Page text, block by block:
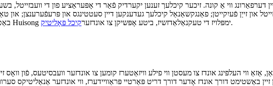
און זייַן פֿעיִקייטן; פאַנגקשאַנאַל קיכלעך געדענקען דיין סעטטינגס און פּרעפֿערענצן; און
באַטייַטיק אינהאַלט צו איר. פֿאַר מער דעטאַילס וועגן ווי Huisong ימפּלויז די טעקנאַלאַדזשיז, ביטע אָפּשיקן צו אונדזערקיכל פּאָליטיק .
ווי העלפּינג אונדז צו מעסטן ווי פילע וויזאַטערז קומען צו אונדזער וועבסיטעס, פֿון וואָס
באַשטימט דורך אונדז אָדער דורך דריט פּאַרטיי פּראַוויידערז, ווי אונדזער אַנאַליטיקס